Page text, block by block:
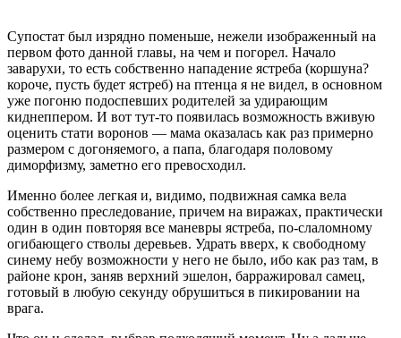
Супостат был изрядно поменьше, нежели изображенный на
первом фото данной главы, на чем и погорел. Начало
заварухи, то есть собственно нападение ястреба (коршуна?
короче, пусть будет ястреб) на птенца я не видел, в основном
уже погоню подоспевших родителей за удирающим
киднеппером. И вот тут-то появилась возможность вживую
оценить стати воронов — мама оказалась как раз примерно
размером с догоняемого, а папа, благодаря половому
диморфизму, заметно его превосходил.
Именно более легкая и, видимо, подвижная самка вела
собственно преследование, причем на виражах, практически
один в один повторяя все маневры ястреба, по-слаломному
огибающего стволы деревьев. Удрать вверх, к свободному
синему небу возможности у него не было, ибо как раз там, в
районе крон, заняв верхний эшелон, барражировал самец,
готовый в любую секунду обрушиться в пикировании на
врага.